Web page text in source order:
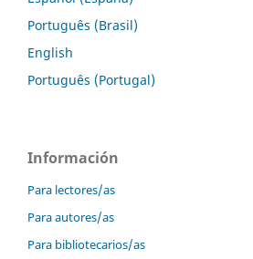
Português (Brasil)
English
Português (Portugal)
Información
Para lectores/as
Para autores/as
Para bibliotecarios/as